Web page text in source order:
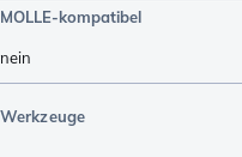
MOLLE-kompatibel
nein
Werkzeuge